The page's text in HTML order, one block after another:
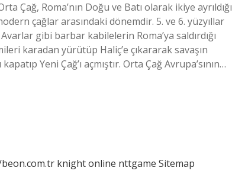
Çağ, Roma’nın Doğu ve Batı olarak ikiye ayrıldığı
çağlar arasındaki dönemdir. 5. ve 6. yüzyıllar
gibi barbar kabilelerin Roma’ya saldırdığı
karadan yürütüp Haliç’e çıkararak savaşın
Yeni Çağ’ı açmıştır. Orta Çağ Avrupa’sının…
knight online nttgame Sitemap